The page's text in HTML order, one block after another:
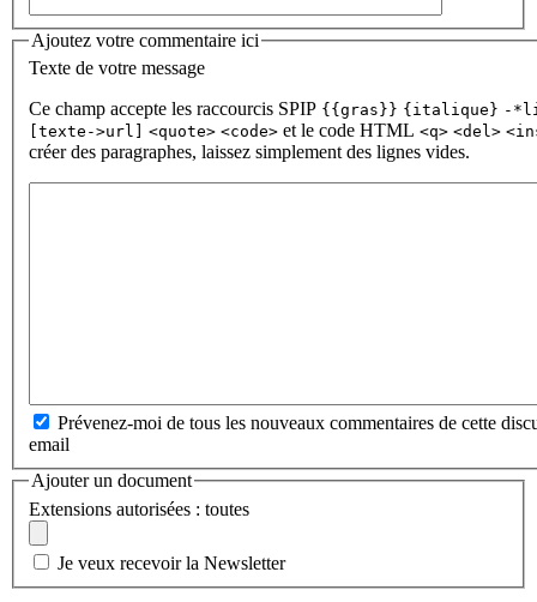
Ajoutez votre commentaire ici
Texte de votre message
Ce champ accepte les raccourcis SPIP {{gras}} {italique} -
[texte->url]
<quote> <code> et le code HTML <q> <del>
créer des paragraphes, laissez simplement des lignes vides.
Prévenez-moi de tous les nouveaux commentaires de cette
email
Ajouter un document
Extensions autorisées : toutes
Je veux recevoir la Newsletter